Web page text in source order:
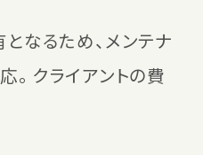
なるため、メンテナ
。 クライアントの費